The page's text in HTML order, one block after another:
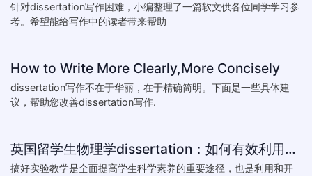
针对dissertation写作困难，小编整理了一篇软文供各位同学学习参
考。希望能给写作中的读者带来帮助
How to Write More Clearly,More Concisely
dissertation写作不在于华丽，在于精确简明。下面是一些具体建
议，帮助您改善dissertation写作.
英国留学生物理学dissertation：如何有效利用物理资源How to develop a variety of resources physics experiments
搞好实验教学是全面提高学生科学素养的重要途径，也是利用和开